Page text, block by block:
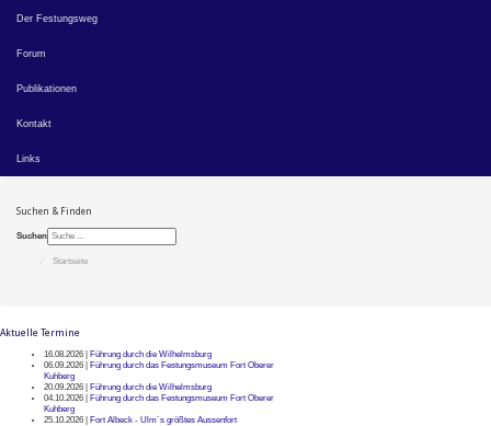
Der Festungsweg
Forum
Publikationen
Kontakt
Links
Suchen & Finden
Suchen
Startseite
Aktuelle Termine
16.08.2026 |
Führung durch die Wilhelmsburg
06.09.2026 |
Führung durch das Festungsmuseum Fort Oberer
Kuhberg
20.09.2026 |
Führung durch die Wilhelmsburg
04.10.2026 |
Führung durch das Festungsmuseum Fort Oberer
Kuhberg
25.10.2026 |
Fort Albeck - Ulm`s größtes Aussenfort